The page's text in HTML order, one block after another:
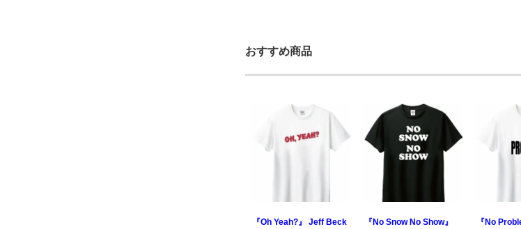
おすすめ商品
『Oh Yeah?』 Jeff Beck
『No Snow No Show』
『No